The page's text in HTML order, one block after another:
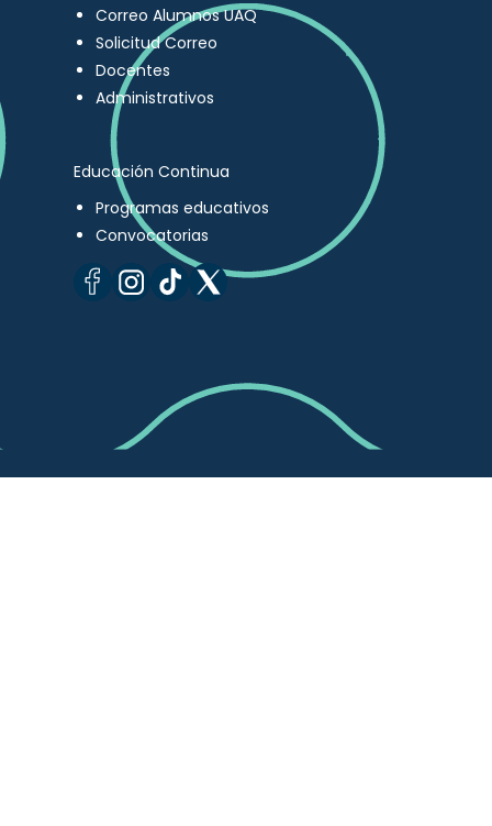
Correo Alumnos UAQ
Solicitud Correo
Docentes
Administrativos
Educación Continua
Programas educativos
Convocatorias